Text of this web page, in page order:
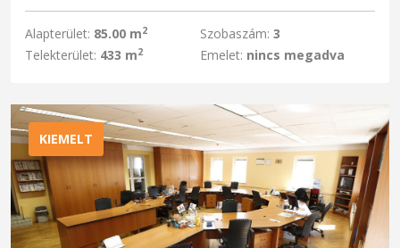
Alapterület: 85.00 m2
Telekterület: 433 m2
Szobaszám: 3
Emelet: nincs megadva
KIEMELT